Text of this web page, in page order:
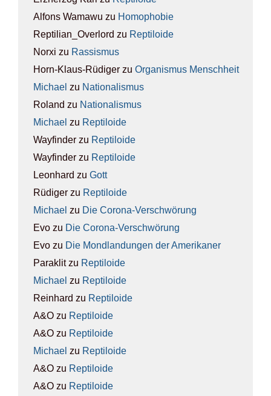
Alfons Wamawu zu Homo­pho­bie
Reptilian_Overlord zu Rep­ti­lo­ide
Norxi zu Ras­sis­mus
Horn-Klaus-Rüdiger zu Orga­nis­mus Mensch­heit
Michael zu Natio­na­lis­mus
Roland zu Natio­na­lis­mus
Michael zu Rep­ti­lo­ide
Wayfinder zu Rep­ti­lo­ide
Wayfinder zu Rep­ti­lo­ide
Leonhard zu Gott
Rüdiger zu Rep­ti­lo­ide
Michael zu Die Coro­na-Ver­schwö­rung
Evo zu Die Coro­na-Ver­schwö­rung
Evo zu Die Mond­lan­dun­gen der Ame­ri­ka­ner
Paraklitzu Rep­ti­lo­ide
Michael zu Rep­ti­lo­ide
Reinhard zu Rep­ti­lo­ide
A&O zu Rep­ti­lo­ide
A&O zu Rep­ti­lo­ide
Michael zu Rep­ti­lo­ide
A&O zu Rep­ti­lo­ide
A&O zu Rep­ti­lo­ide